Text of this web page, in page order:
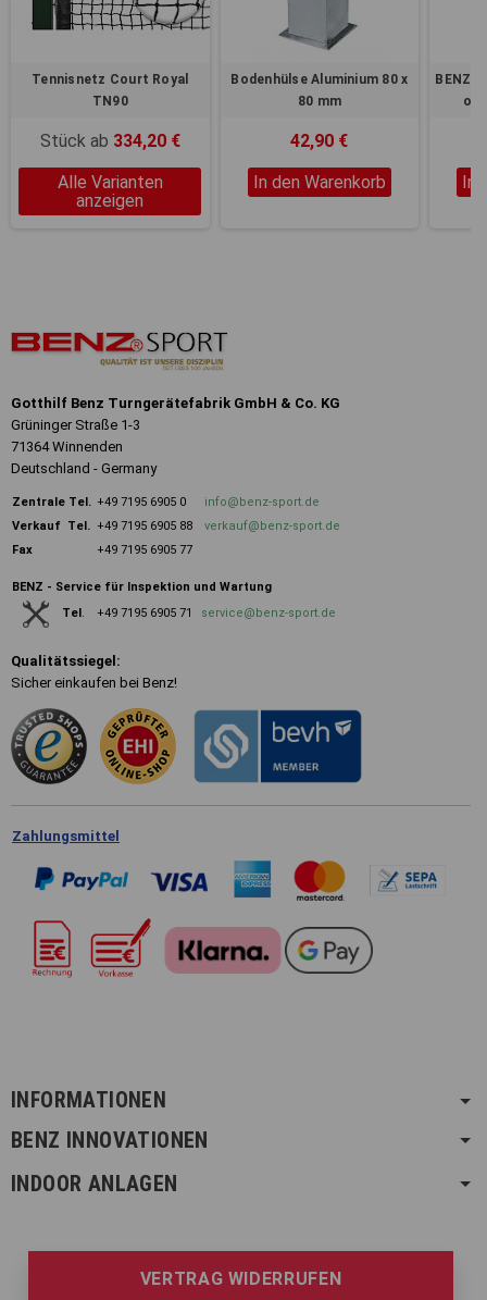
Tennisnetz Court Royal
TN90
Stück ab 334,20 €
Alle Varianten
anzeigen
Bodenhülse Aluminium 80 x
80 mm
42,90 €
In den Warenkorb
BENZ
In
Gotthilf Benz Turngerätefabrik GmbH & Co. KG
Grüninger Straße 1-3
71364 Winnenden
Deutschland - Germany
Zentrale Tel. +49 7195 6905 0
info@benz-sport.de
Verkauf Tel. +49 7195 6905 88
verkauf@benz-sport.de
Fax
+49 7195 6905 77
BENZ - Service für Inspektion und Wartung
Tel . +49 7195 6905 71 service@benz-sport.de
Qualitätssiegel:
Sicher einkaufen bei Benz!
Zahlungsmittel
INFORMATIONEN
BENZ INNOVATIONEN
INDOOR ANLAGEN
VERTRAG WIDERRUFEN